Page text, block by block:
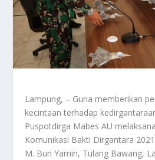
Lampung, – Guna memberikan
kecintaan terhadap
Puspotdirga Mabes AU
Komunikasi Bakti Dirgantara
M. Bun Yamin, Tulang Bawang,